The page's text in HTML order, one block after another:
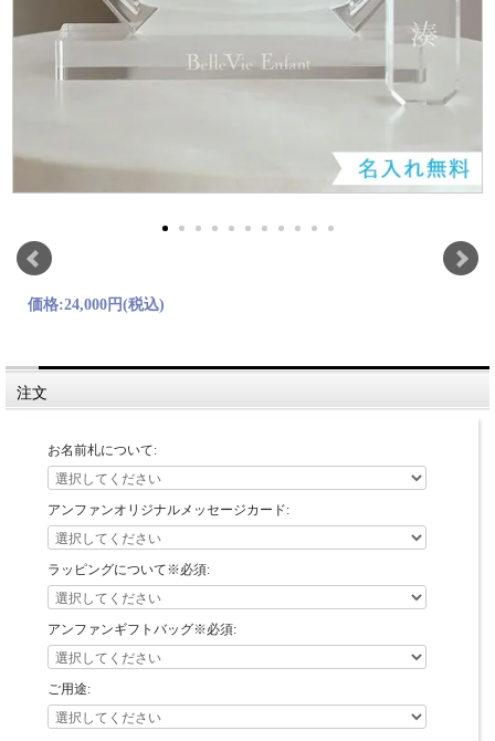
価格:24,000円(税込)
注文
お名前札について:
アンファンオリジナルメッセージカード:
ラッピングについて※必須:
アンファンギフトバッグ※必須:
ご用途: